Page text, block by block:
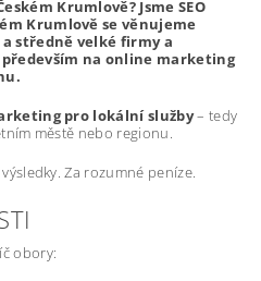
Krumlově? Jsme SEO
Krumlově se věnujeme
středně velké firmy a
na online marketing
pro lokální služby– tedy
městě nebo regionu.
Za rozumné peníze.
obory: